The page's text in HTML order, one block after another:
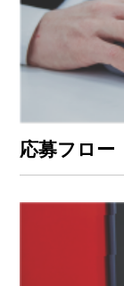
応募フロー